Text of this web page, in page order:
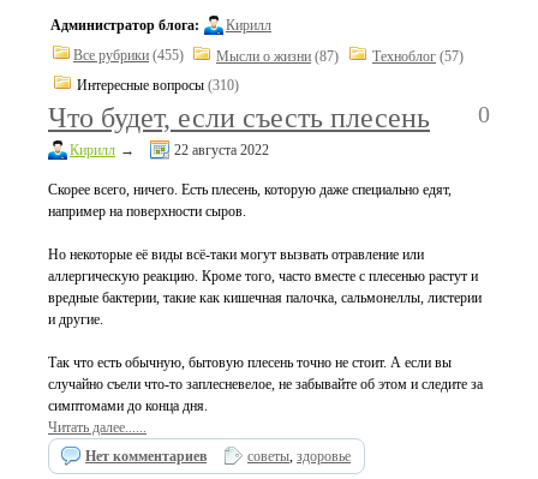
Администратор блога:
Кирилл
Все рубрики (455) Мысли о жизни (87) Техноблог (57)
Интересные вопросы (310)
Что будет, если съесть плесень 0
Кирилл → 22 августа 2022
Скорее всего, ничего. Есть плесень, которую даже специально едят,
например на поверхности сыров.
Но некоторые её виды всё-таки могут вызвать отравление или
аллергическую реакцию. Кроме того, часто вместе с плесенью растут и
вредные бактерии, такие как кишечная палочка, сальмонеллы, листерии
и другие.
Так что есть обычную, бытовую плесень точно не стоит. А если вы
случайно съели что-то заплесневелое, не забывайте об этом и следите за
симптомами до конца дня.
Читать далее......
Нет комментариев
советы, здоровье